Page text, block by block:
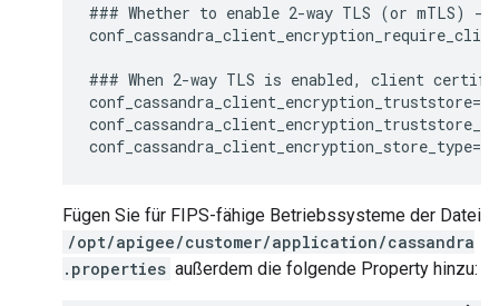
### Whether to enable 2-way TLS (or mTLS)
### When 2-way TLS is enabled, client
Fügen Sie für FIPS-fähige Betriebssysteme der Datei
/opt/apigee/customer/application/cassandra
.properties außerdem die folgende Property hinzu: